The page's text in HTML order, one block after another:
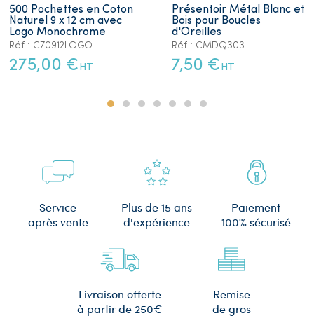
500 Pochettes en Coton
Naturel 9 x 12 cm avec
Logo Monochrome
Réf.: C70912LOGO
275,00 € HT
Présentoir Métal Blanc et
Bois pour Boucles
d'Oreilles
Réf.: CMDQ303
7,50 € HT
Service
après vente
Plus de 15 ans
d'expérience
Paiement
100% sécurisé
Livraison offerte
à partir de 250€
Remise
de gros